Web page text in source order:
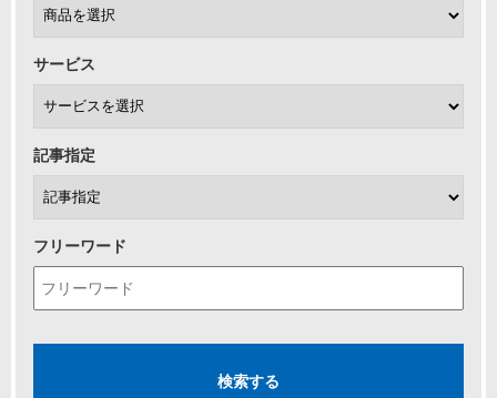
サービス
記事指定
フリーワード